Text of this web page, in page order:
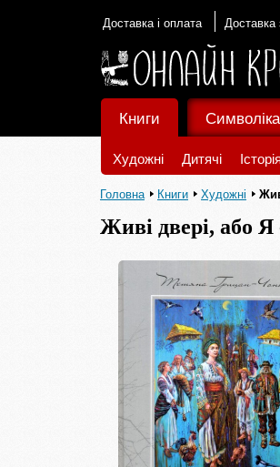
Доставка і оплата Доставка
Книги
Художні Дитячі Історія
Символіка
Головна Книги Художні
Живі двері, або